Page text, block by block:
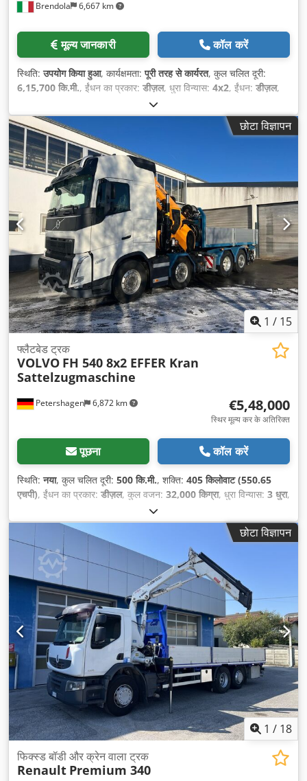
Brendola 6,667 km
मूल्य जानकारी कॉल करें
स्थिति:उपयोग किया हुआ, कार्यक्षमता:पूरी तरह से कार्यरत, कुल चलित दूरी:
6,15,700 कि.मी., ईंधन का प्रकार: डीज़ल, धुरा विन्यास: 4x2, ईंधन: डीज़ल,
, सीटों की संख्या:
क्रेन,
छोटा विज्ञापन
1 / 15
Petershagen 6,872 km
फ्लैटबेड ट्रक
VOLVO FH 540 8x2 EFFER Kran
Sattelzugmaschine
€5,48,000
स्थिर मूल्य कर के अतिरिक्त
पूछना कॉल करें
स्थिति:नया, कुल चलित दूरी: 500 कि.मी., शक्ति: 405 किलोवाट (550.65
एचपी), ईंधन का प्रकार: डीज़ल, कुल वजन: 32,000 किग्रा, धुरा विन्यास: 3 धुरा,
, उपकरण:
(ESP), एबीएस, एयर कंडीशनिंग, कालिख फिल्टर, क्रेन, नेविगेशन प्रणाली, पार्किंग
हीटर , छोटा विज्ञापन
1 / 18
फिक्स्ड बॉडी और क्रेन वाला ट्रक
Renault Premium 340